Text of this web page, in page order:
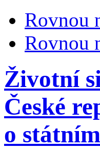
Rovnou
Rovnou
Životní
České
o